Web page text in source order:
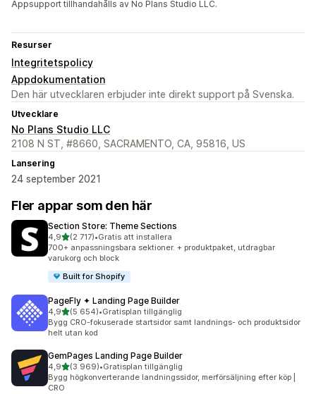
Appsupport tillhandahålls av No Plans Studio LLC.
Resurser
Integritetspolicy
Appdokumentation
Den här utvecklaren erbjuder inte direkt support på Svenska.
Utvecklare
No Plans Studio LLC
2108 N ST, #8660, SACRAMENTO, CA, 95816, US
Lansering
24 september 2021
Fler appar som den här
Section Store: Theme Sections
4,9av 5 stjärnor
(2 717)
2717 recensioner totalt
•Gratis att installera
700+ anpassningsbara sektioner. + produktpaket, utdragbar
varukorg och block
Built for Shopify
PageFly ✦ Landing Page Builder
4,9av 5 stjärnor
(5 654)
5654 recensioner totalt
•Gratisplan tillgänglig
Bygg CRO-fokuserade startsidor samt landnings- och produktsidor
helt utan kod
GemPages Landing Page Builder
4,9av 5 stjärnor
(3 969)
3969 recensioner totalt
•Gratisplan tillgänglig
Bygg högkonverterande landningssidor, merförsäljning efter köp |
CRO